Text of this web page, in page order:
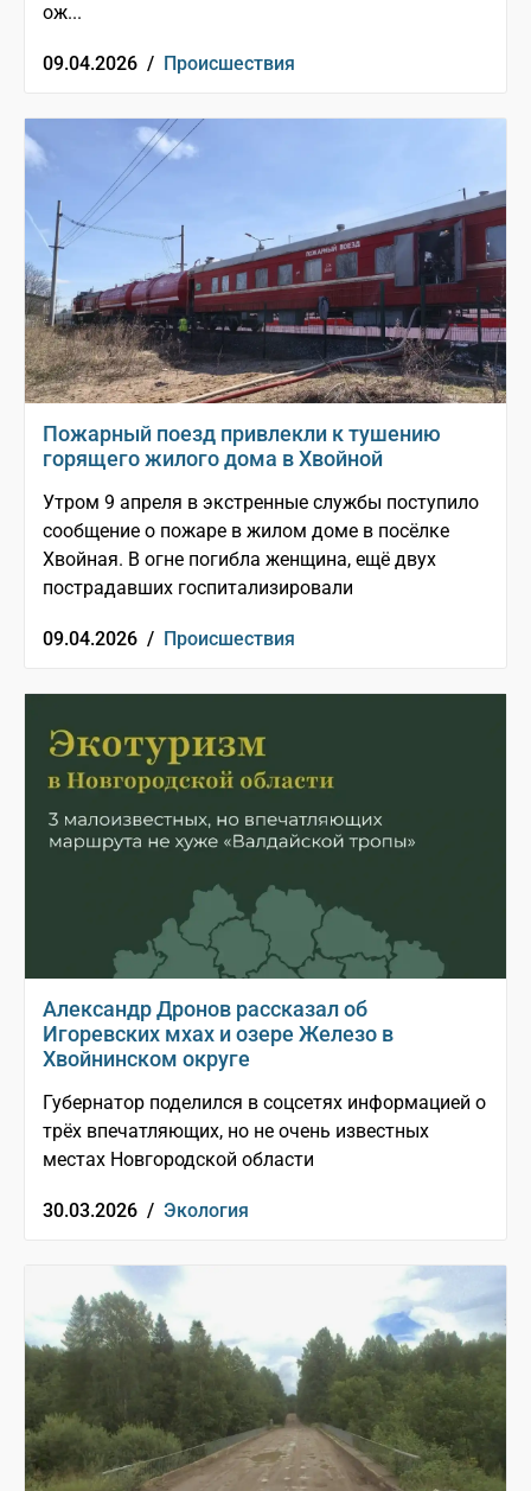
ож...
09.04.2026 / Происшествия
Пожарный поезд привлекли к тушению
горящего жилого дома в Хвойной
Утром 9 апреля в экстренные службы поступило
сообщение о пожаре в жилом доме в посёлке
Хвойная. В огне погибла женщина, ещё двух
пострадавших госпитализировали
09.04.2026 / Происшествия
Александр Дронов рассказал об
Игоревских мхах и озере Железо в
Хвойнинском округе
Губернатор поделился в соцсетях информацией о
трёх впечатляющих, но не очень известных
местах Новгородской области
30.03.2026 / Экология